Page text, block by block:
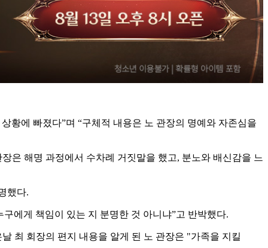
황에 빠졌다”며 “구체적 내용은 노 관장의 명예와 자존심을
은 해명 과정에서 수차례 거짓말을 했고, 분노와 배신감을 느
했다.
에게 책임이 있는 지 분명한 것 아니냐”고 반박했다.
최 회장의 편지 내용을 알게 된 노 관장은 "가족을 지킬